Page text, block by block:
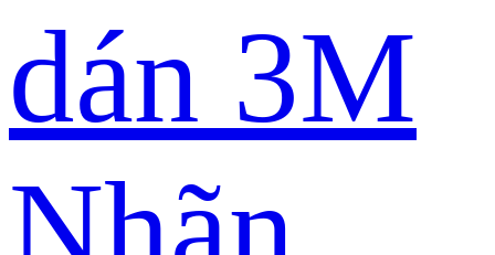
dán 3M